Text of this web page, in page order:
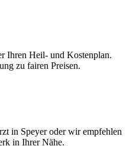
Ihren Heil- und Kostenplan.
zu fairen Preisen.
in Speyer oder wir empfehlen
in Ihrer Nähe.